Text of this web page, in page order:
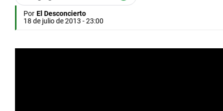
Por El Desconcierto
18 de julio de 2013 - 23:00